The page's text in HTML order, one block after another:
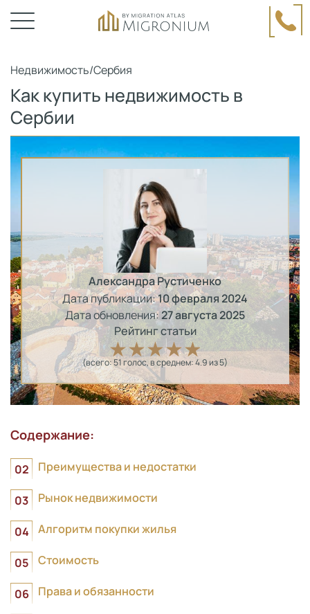
Недвижимость/Сербия
Как купить недвижимость в
Сербии
Александра Рустиченко
Дата публикации:10 февраля 2024
Дата обновления:27 августа 2025
Рейтинг статьи
(всего:51голос, в среднем:4.9из 5)
Содержание:
Преимущества и недостатки
Рынок недвижимости
Алгоритм покупки жилья
Стоимость
Права и обязанности